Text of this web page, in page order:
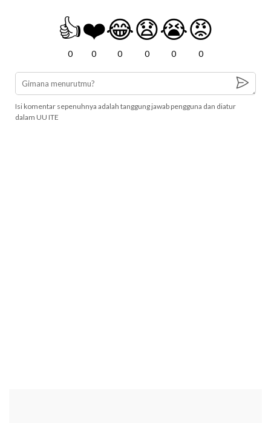
👍
0
❤️
0
😂
0
😧
0
😭
0
😡
0
Isi komentar sepenuhnya adalah tanggung jawab pengguna dan diatur
dalam UU ITE